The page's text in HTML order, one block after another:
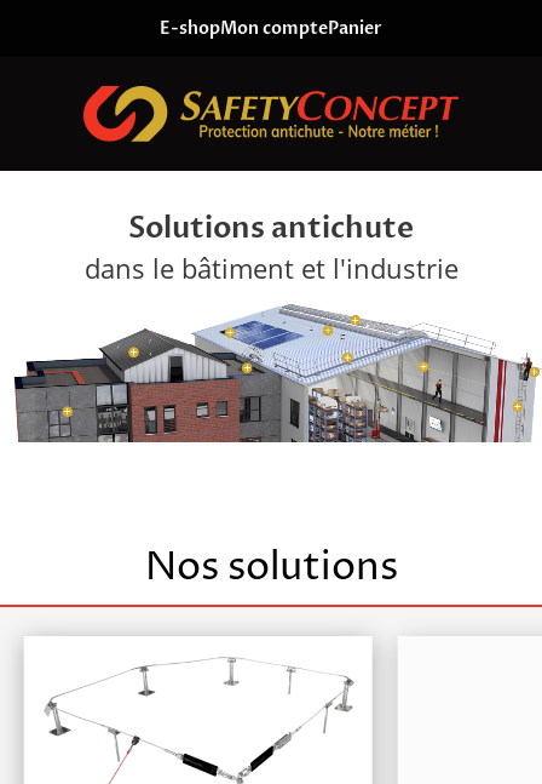
SafetyConcept
Solutions antichute dans le bâtiment et l'industrie
E-shopMon comptePanier
Solutions antichute
dans le bâtiment et l'industrie
Nos solutions